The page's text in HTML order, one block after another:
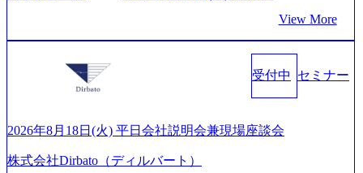
案、人事組織テーマに強みを持ち、メディア・エンタメ業
界においてはDX戦略立案、NFT等の新規事業立案を得意と
する。 - 藏満 一馬氏：アクセンチュア出身。金融業界を中
心に、DX戦略策定、新規事業立案、組織変革、規制対応等
の幅広いプロジェクトを主導する。 - 天野 善仁氏：19卒Pw
ページ (https://www.xspear.co.jp/career/interviews/) 戦略だけの
から”のコンサルの在り方 (https://www.businessinsider.jp/articl
ができる 【休日】 土日祝休みの完全週休2日制 2025年度の
休暇は年間24日（4月1日入社の場合）で、入社日に付与さ
れます。 年次有給休暇の残日数は、翌年度に繰り越すこと
ができます。 慶弔休暇は、事由により取得可能日数は異な
ュ休暇は、規程で定める勤続年数ごとに、連続5日のリフレ
ッシュ休暇を取得できます。 【育児や子の看護、介護など
の制度】 育児休暇： 対象：小学校1年修了時の3月31日まで
&A業界のリーディングカンパニーであり、領域にこだわら
ず幅広い案件に携わりながら自己成長とキャリアの挑戦が
可能 M&Aセンター出身者3名がメインメンバーであり、経
験豊富なアドバイザーと共に働くことで、M&Aや財務アド
バイザリーなどの専門知識を獲得し、キャリアを発展させ
となり、平均3000万～4000万の年収となる 内訳としては個
成活躍させるためのナレッジシェアおよび丁寧なOJTを欠か
View More
受付中 セミナー
2026年8月18日(火) 平日会社説明会兼現場座談会
株式会社Dirbato（ディルバート）